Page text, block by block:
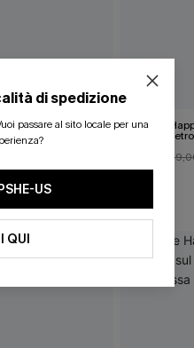
e bikini
Tenderness
Release
lacci sul
ANCHE
di spedizione
passare al sito locale per una
US
QUI